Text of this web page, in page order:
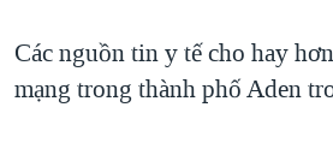
Các nguồn tin y tế cho hay
mạng trong thành phố Aden